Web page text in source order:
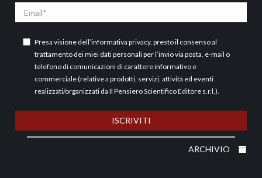
Presa visione dell’informativa privacy, presto il consenso al
trattamento dei miei dati personali per l’invio via posta, e-mail o
telefono di comunicazioni di carattere informativo e
commerciale (relative a prodotti, servizi, attività ed eventi
realizzati/organizzati da Il Pensiero Scientifico Editore s.r.l.).
ISCRIVITI
ARCHIVIO